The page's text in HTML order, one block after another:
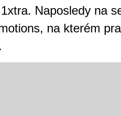
Naposledy na
na kterém